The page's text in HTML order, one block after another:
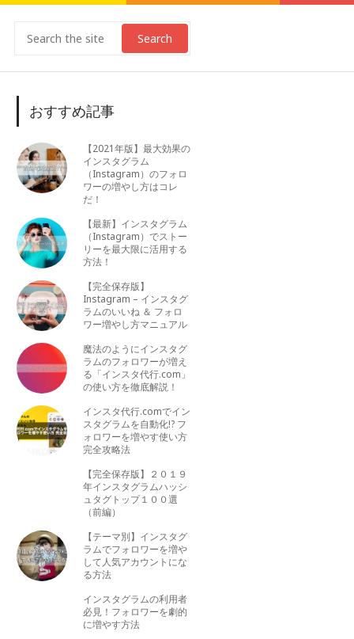
Search
おすすめ記事
【2021年版】最大効果の
インスタグラム
（Instagram）のフォロ
ワーの増やし方はコレ
だ！
【最新】インスタグラム
（Instagram）でストー
リーを最大限に活用する
方法！
【完全保存版】
Instagram – インスタグ
ラムのいいね ＆ フォロ
ワー増やし方マニュアル
魔法のようにインスタグ
ラムのフォロワーが増え
る「インスタ代行.com」
の使い方を徹底解説！
インスタ代行.comでイン
スタグラムを自動化!? フ
ォロワーを増やす使い方
完全攻略法
【完全保存版】２０１９
年インスタグラムハッシ
ュタグトップ１００選
（前編）
【テーマ別】インスタグ
ラムでフォロワーを増や
して人気アカウントにな
る方法
インスタグラムの利用者
必見！フォロワーを劇的
に増やす方法